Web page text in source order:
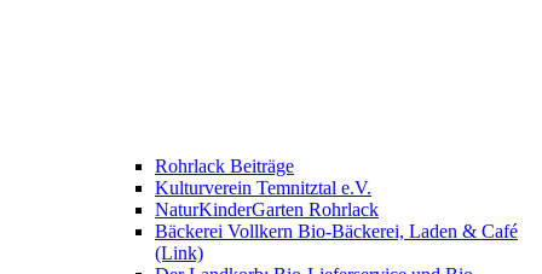
Rohrlack Beiträge
Kulturverein Temnitztal e.V.
NaturKinderGarten Rohrlack
Bäckerei Vollkern Bio-Bäckerei, Laden & Café
(Link)